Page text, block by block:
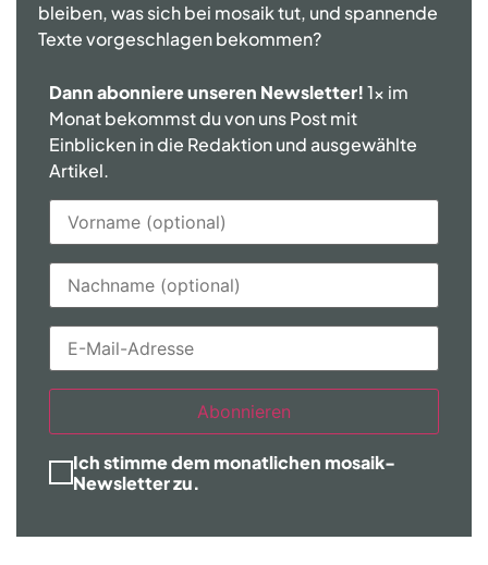
bleiben, was sich bei mosaik tut, und spannende
Texte vorgeschlagen bekommen?
Dann abonniere unseren Newsletter!1x im
Monat bekommst du von uns Post mit
Einblicken in die Redaktion und ausgewählte
Artikel.
Abonnieren
Ich stimme dem monatlichen mosaik-
Newsletter zu.